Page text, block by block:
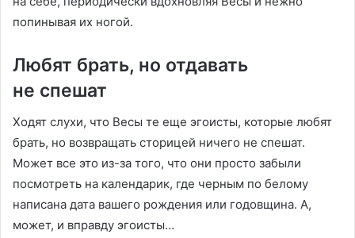
попинывая их ногой.
Любят брать, но отдавать
не спешат
Ходят слухи, что Весы те еще эгоисты, которые любят
брать, но возвращать сторицей ничего не спешат.
Может все это из-за того, что они просто забыли
посмотреть на календарик, где черным по белому
написана дата вашего рождения или годовщина. А,
может, и вправду эгоисты…